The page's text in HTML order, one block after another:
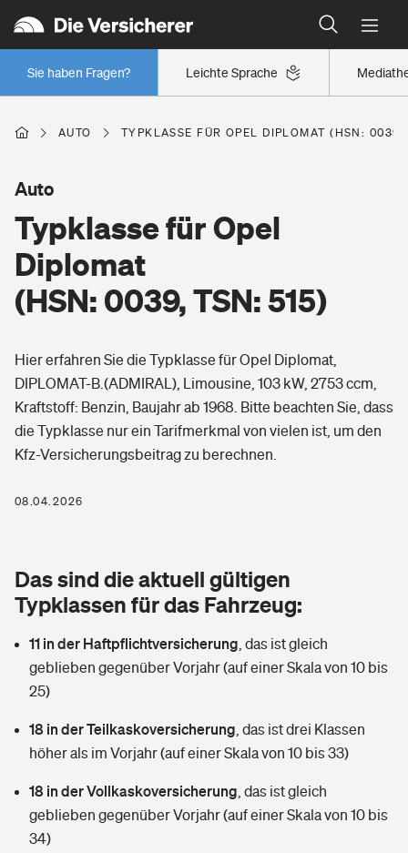
Leichte Sprache
Sie haben Fragen?
Wer versichert was: Jetzt Versicherer finden
Regionalklassen: So ist Ihre Region eingestuft
Wer versichert was: Jetzt Versicherer finden
Berufsunfähigkeitsversicherung
Erwerbsunfähigkeitsversicherung
Arbeitsrechtsschutz
Berufshaftpflichtversicherung
Rentenrechner: Wie viel Geld bekomme ich im Alter?
Wer versichert was: Jetzt Versicherer finden
Sie haben Fragen?
Wohnen
Wohngebäudeversicherung
Hausratversicherung
Elementarversicherung
Photovoltaik
Wärmepumpen versichern
Vermieterrrechtsschutz
Mietkautionsversicherung
Restkreditversicherung
Zur Übersicht
Tools
Pri­vate Haft­pflicht­
Rechts­schutz­ver­si­che­rung
Kinderunfall­ver­si­che­rung
Reiseversicherung
Handyversicherung
Gesundheit
Private Krankenversicherung
Tierkrankenversicherung
Zur Übersicht
Sie haben Fragen?
AUTO TYPKLASSE FÜR OPEL DIPLOMAT (HSN:
Typklasse für Opel
Diplomat
(HSN: 0039, TSN: 515)
Auto
Hier erfahren Sie die Typklasse für Opel Diplomat,
DIPLOMAT-B.(ADMIRAL), Limousine, 103 kW, 2753 ccm,
Kraftstoff: Benzin, Baujahr ab 1968. Bitte beachten Sie, dass
die Typklasse nur ein Tarifmerkmal von vielen ist, um den
Kfz-Versicherungsbeitrag zu berechnen.
08.04.2026
Das sind die aktuell gültigen
Typklassen für das Fahrzeug:
11 in der Haftpflichtversicherung das ist gleich
geblieben gegenüber Vorjahr (auf einer Skala von 10 bis
25)
18 in der Teilkaskoversicherung das ist drei Klassen
höher als im Vorjahr (auf einer Skala von 10 bis 33)
18 in der Vollkaskoversicherung das ist gleich
geblieben gegenüber Vorjahr (auf einer Skala von 10 bis
34)